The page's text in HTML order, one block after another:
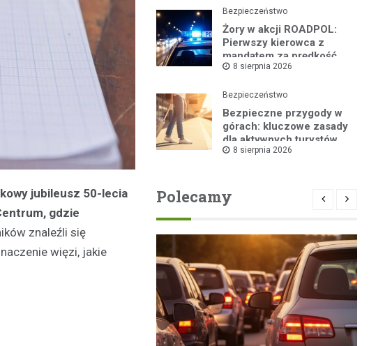
jubileusz 50-lecia
gdzie
znaleźli się
więzi, jakie
Bezpieczeństwo
Żory w akcji ROADPOL:
Pierwszy kierowca z
mandatem za prędkość
8 sierpnia 2026
Bezpieczeństwo
Bezpieczne przygody w
górach: kluczowe zasady
dla aktywnych turystów
8 sierpnia 2026
Polecamy